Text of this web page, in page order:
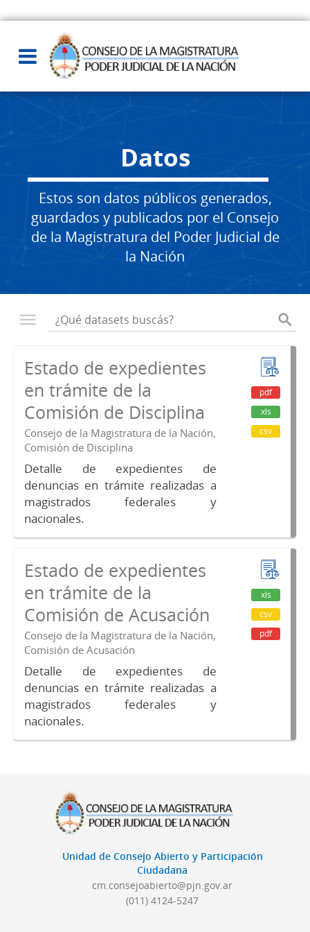
Datos
Estos son datos públicos generados,
guardados y publicados por el Consejo
de la Magistratura del Poder Judicial de
la Nación
Estado de expedientes
en trámite de la
Comisión de Disciplina
Consejo de la Magistratura de la Nación,
Comisión de Disciplina
Detalle de expedientes de
denuncias en trámite realizadas a
magistrados federales y
nacionales.
pdf
xls
csv
Estado de expedientes
en trámite de la
Comisión de Acusación
Consejo de la Magistratura de la Nación,
Comisión de Acusación
Detalle de expedientes de
denuncias en trámite realizadas a
magistrados federales y
nacionales.
xls
csv
pdf
Unidad de Consejo Abierto y Participación
Ciudadana
cm.consejoabierto@pjn.gov.ar
(011) 4124-5247